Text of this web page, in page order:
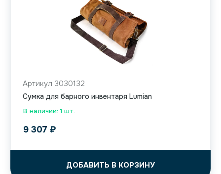
В наличии: 1 шт.
Артикул 3030132
Сумка для барного инвентаря Lumian
9 307 ₽
ДОБАВИТЬ В КОРЗИНУ